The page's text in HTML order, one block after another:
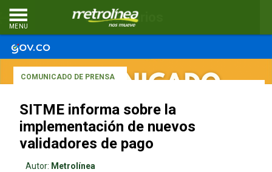
MENU
COMUNICADO DE PRENSA
SITME informa sobre la
implementación de nuevos
validadores de pago
Autor: Metrolínea
Comentarios